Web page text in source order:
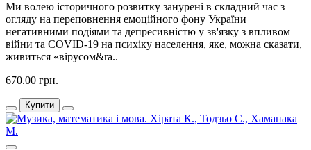
Ми волею історичного розвитку занурені в складний час з
огляду на переповнення емоційного фону України
негативними подіями та депресивністю у зв'язку з впливом
війни та COVID-19 на психіку населення, яке, можна сказати,
живиться «вірусом&ra..
670.00 грн.
Купити